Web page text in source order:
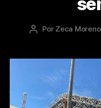
Por Zeca Moreno